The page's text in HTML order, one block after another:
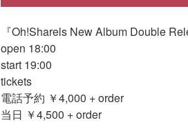
『Oh!Sharels New Album Double
open 18:00
start 19:00
tickets
電話予約 ￥4,000 + order
当日 ￥4,500 + order